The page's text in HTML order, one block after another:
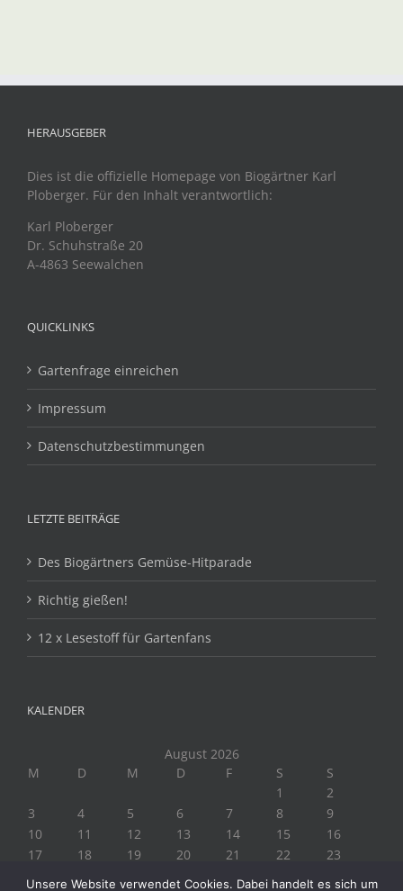
HERAUSGEBER
Dies ist die offizielle Homepage von Biogärtner Karl
Ploberger. Für den Inhalt verantwortlich:
Karl Ploberger
Dr. Schuhstraße 20
A-4863 Seewalchen
QUICKLINKS
Gartenfrage einreichen
Impressum
Datenschutzbestimmungen
LETZTE BEITRÄGE
Des Biogärtners Gemüse-Hitparade
Richtig gießen!
12 x Lesestoff für Gartenfans
KALENDER
August 2026
M
D M D F S
S
1
2
3
4 5 6 7 8
9
10
11 12 13 14 15
16
17
18 19 20 21 22
23
Unsere Website verwendet Cookies. Dabei handelt es sich um